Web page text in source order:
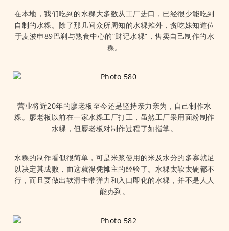
在本地，我们吃到的水粿大多数从工厂进口，已经很少能吃到
自制的水粿。除了那几间众所周知的水粿摊外，贪吃妹知道位
于麦波申89巴刹与熟食中心的“财记水粿”，售卖自己制作的水
粿。
营业将近20年的廖老板至今还是坚持亲力亲为，自己制作水
粿。廖老板以前在一家水粿工厂打工，虽然工厂采用面粉制作
水粿，但廖老板对制作过程了如指掌。
水粿的制作看似很简单，可是米浆使用的米及水分的多寡就足
以决定其成败，而这就得凭摊主的经验了。水粿太软太硬都不
行，而且要做出软滑中带弹力和入口即化的水粿，并不是人人
能办到。